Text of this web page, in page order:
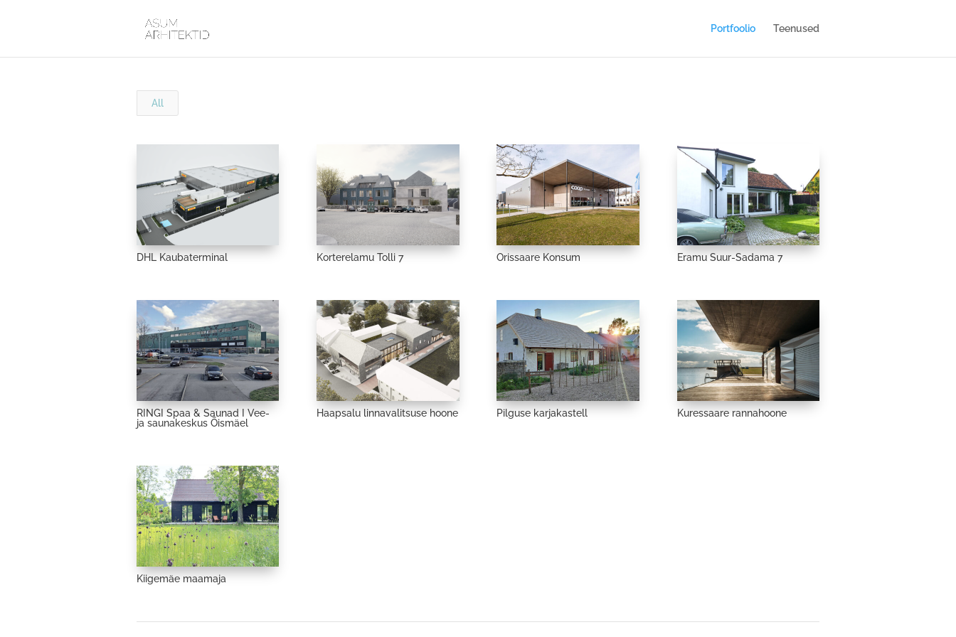
Portfoolio Teenused
All
DHL Kaubaterminal Korterelamu Tolli 7 Orissaare Konsum Eramu Suur-Sadama 7
RINGI Spaa & Saunad I Vee-
ja saunakeskus Õismäel
Haapsalu linnavalitsuse hoone Pilguse karjakastell Kuressaare rannahoone
Kiigemäe maamaja